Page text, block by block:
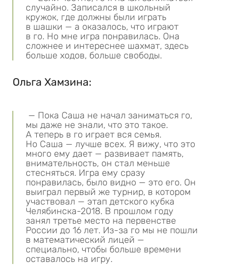
случайно. Записался в школьный
кружок, где должны были играть
в шашки — а оказалось, что играют
в го. Но мне игра понравилась. Она
сложнее и интереснее шахмат, здесь
больше ходов, больше свободы.
Ольга Хамзина:
— Пока Саша не начал заниматься го,
мы даже не знали, что это такое.
А теперь в го играет вся семья.
Но Саша — лучше всех. Я вижу, что это
много ему дает — развивает память,
внимательность, он стал меньше
стесняться. Игра ему сразу
понравилась, было видно — это его. Он
выиграл первый же турнир, в котором
участвовал — этап детского кубка
Челябинска-2018. В прошлом году
занял третье место на первенстве
России до 16 лет. Из-за го мы не пошли
в математический лицей —
специально, чтобы больше времени
оставалось на игру.